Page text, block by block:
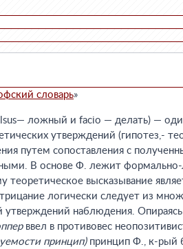
словарь»
ложный и facio — делать) —
утверждений (гипотез,-
путем сопоставления с
В основе Ф. лежит формально-
теоретическое высказывание
логически следует из
наблюдения. Опираясь
ввел в противовес
принцип)принцип Ф., к-рый